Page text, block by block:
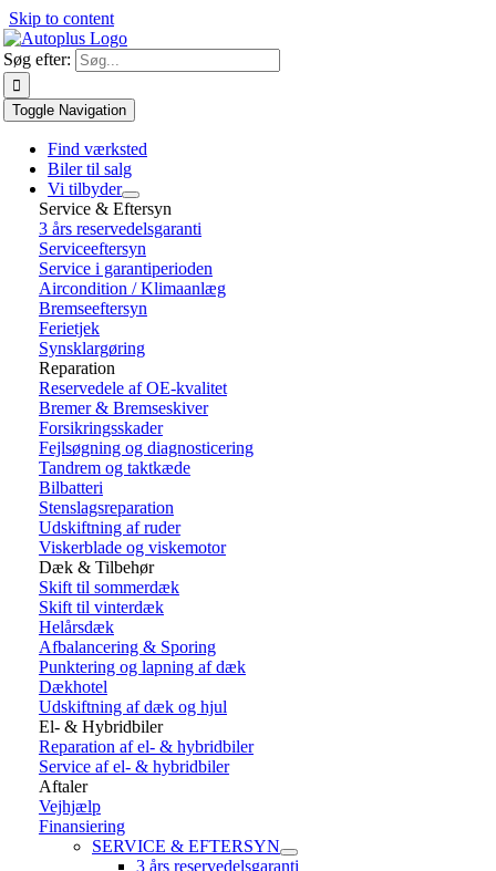
Skip to content
Søg efter:
Toggle Navigation
Find værksted
Biler til salg
Vi tilbyder
Service & Eftersyn
3 års reservedelsgaranti
Serviceeftersyn
Service i garantiperioden
Aircondition / Klimaanlæg
Bremseeftersyn
Ferietjek
Synsklargøring
Reparation
Reservedele af OE-kvalitet
Bremer & Bremseskiver
Forsikringsskader
Fejlsøgning og diagnosticering
Tandrem og taktkæde
Bilbatteri
Stenslagsreparation
Udskiftning af ruder
Viskerblade og viskemotor
Dæk & Tilbehør
Skift til sommerdæk
Skift til vinterdæk
Helårsdæk
Afbalancering & Sporing
Punktering og lapning af dæk
Dækhotel
Udskiftning af dæk og hjul
El- & Hybridbiler
Reparation af el- & hybridbiler
Service af el- & hybridbiler
Aftaler
Vejhjælp
Finansiering
SERVICE & EFTERSYN
3 års reservedelsgaranti